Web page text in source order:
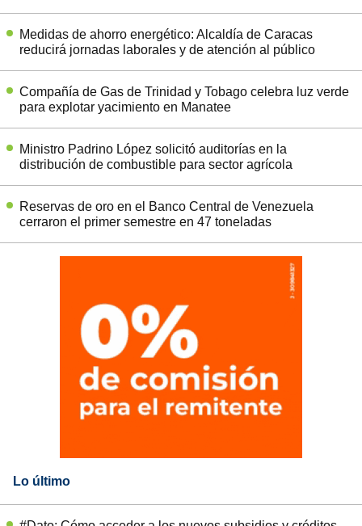
Medidas de ahorro energético: Alcaldía de Caracas
reducirá jornadas laborales y de atención al público
Compañía de Gas de Trinidad y Tobago celebra luz verde
para explotar yacimiento en Manatee
Ministro Padrino López solicitó auditorías en la
distribución de combustible para sector agrícola
Reservas de oro en el Banco Central de Venezuela
cerraron el primer semestre en 47 toneladas
Lo último